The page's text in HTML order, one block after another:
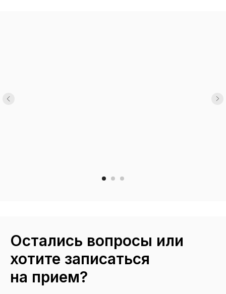
Остались вопросы или
хотите записаться
на прием?